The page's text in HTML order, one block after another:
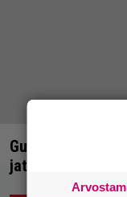
Guardians of
jatko-osan